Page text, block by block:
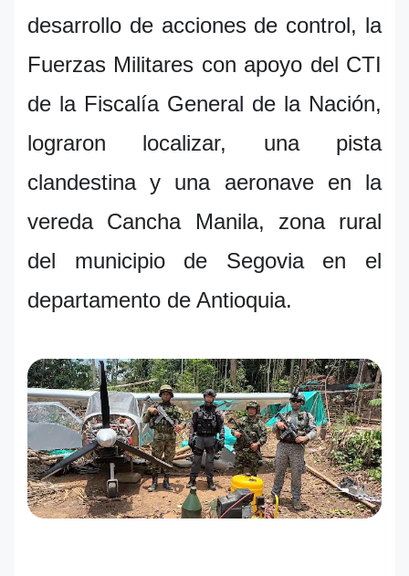
desarrollo de acciones de control, la
Fuerzas Militares con apoyo del CTI
de la Fiscalía General de la Nación,
lograron localizar, una pista
clandestina y una aeronave en la
vereda Cancha Manila, zona rural
del municipio de Segovia en el
departamento de Antioquia.